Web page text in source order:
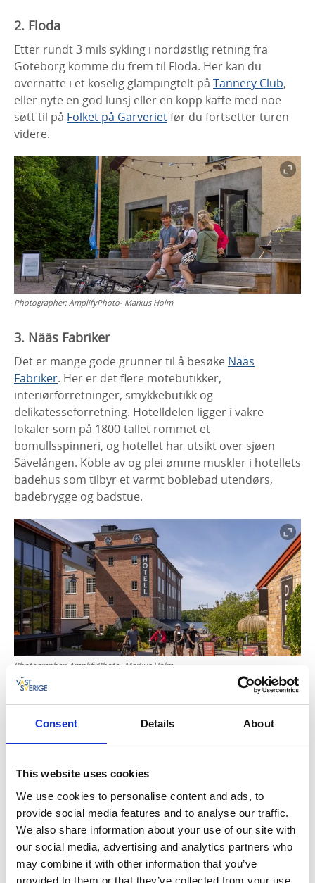
Consent Details About
This website uses cookies
We use cookies to personalise content and ads, to
provide social media features and to analyse our traffic.
We also share information about your use of our site with
our social media, advertising and analytics partners who
may combine it with other information that you’ve
provided to them or that they’ve collected from your use
2. Floda
Etter rundt 3 mils sykling i nordøstlig retning fra
Göteborg komme du frem til Floda. Her kan du
overnatte i et koselig glampingtelt på Tannery Club,
eller nyte en god lunsj eller en kopp kaffe med noe
søtt til på Folket på Garverietfør du fortsetter turen
videre.
Photographer: AmplifyPhoto- Markus Holm
3. Nääs Fabriker
Det er mange gode grunner til å besøke Nääs
Fabriker. Her er det flere motebutikker,
interiørforretninger, smykkebutikk og
delikatesseforretning. Hotelldelen ligger i vakre
lokaler som på 1800-tallet rommet et
bomullsspinneri, og hotellet har utsikt over sjøen
Sävelången. Koble av og plei ømme muskler i hotellets
badehus som tilbyr et varmt boblebad utendørs,
badebrygge og badstue.
Photographer: AmplifyPhoto- Markus Holm
Under et kortere depotstopp bør du prioritere å få
med deg det kombinerte bakeriet og
4. Alingsås
Elsker du kaffe og kaker og vil vite mer om den
svenske kafé- og bakerihistorien? Da skal du bli med
på en guidet, ekte svensk fikavandring blant
pittoreske, brosteinsbelagte gater og koselige
bakgårder iFikabyen Alingsås. Velger du å overnatte,